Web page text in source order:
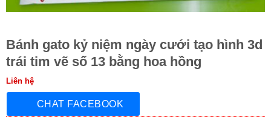
Bánh gato kỷ niệm ngày cưới tạo hình 3d
trái tim vẽ số 13 bằng hoa hồng
Liên hệ
CHAT FACEBOOK